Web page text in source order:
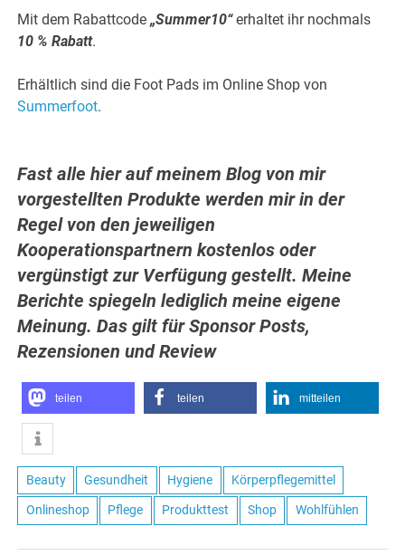
Mit dem Rabattcode„Summer10“erhaltet ihr nochmals
10 % Rabatt.
Erhältlich sind die Foot Pads im Online Shop von
Summerfoot.
Fast alle hier auf meinem Blog von mir
vorgestellten Produkte werden mir in der
Regel von den jeweiligen
Kooperationspartnern kostenlos oder
vergünstigt zur Verfügung gestellt. Meine
Berichte spiegeln lediglich meine eigene
Meinung. Das gilt für Sponsor Posts,
Rezensionen und Review
teilen teilen mitteilen
Beauty Gesundheit Hygiene Körperpflegemittel
Onlineshop Pflege Produkttest Shop Wohlfühlen